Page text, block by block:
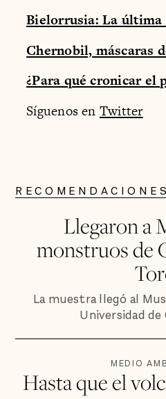
Bielorrusia: La última
Chernobil, máscaras
¿Para qué cronicar el
Síguenos en Twitter
Llegaron a
monstruos de
La muestra llegó al
Universidad de
MEDIO
Hasta que el